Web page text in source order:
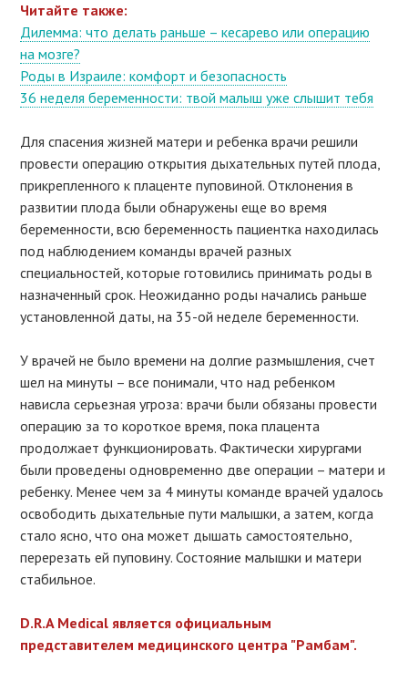
Читайте также:
Дилемма: что делать раньше – кесарево или операцию
на мозге?
Роды в Израиле: комфорт и безопасность
36 неделя беременности: твой малыш уже слышит тебя
Для спасения жизней матери и ребенка врачи решили
провести операцию открытия дыхательных путей плода,
прикрепленного к плаценте пуповиной. Отклонения в
развитии плода были обнаружены еще во время
беременности, всю беременность пациентка находилась
под наблюдением команды врачей разных
специальностей, которые готовились принимать роды в
назначенный срок. Неожиданно роды начались раньше
установленной даты, на 35-ой неделе беременности.
У врачей не было времени на долгие размышления, счет
шел на минуты – все понимали, что над ребенком
нависла серьезная угроза: врачи были обязаны провести
операцию за то короткое время, пока плацента
продолжает функционировать. Фактически хирургами
были проведены одновременно две операции – матери и
ребенку. Менее чем за 4 минуты команде врачей удалось
освободить дыхательные пути малышки, а затем, когда
стало ясно, что она может дышать самостоятельно,
перерезать ей пуповину. Состояние малышки и матери
стабильное.
D.R.A Medical является официальным
представителем медицинского центра "Рамбам".